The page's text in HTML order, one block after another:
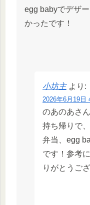
egg babyでデザ
かったです！
小坊主 より:
2026年6月19日
のあのあさ
持ち帰りで
弁当、egg
です！参考
りがとうご